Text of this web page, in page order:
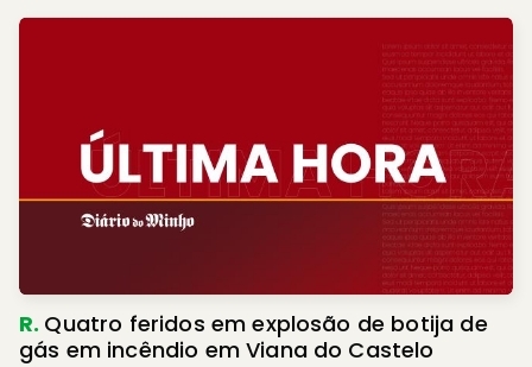
R. Quatro feridos em explosão de botija de
gás em incêndio em Viana do Castelo